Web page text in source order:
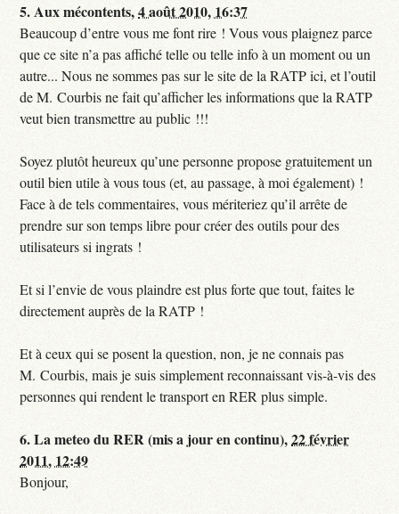
5.Aux mécontents,4 août 2010, 16:37
Beaucoup d’entre vous me font rire ! Vous vous plaignez parce
que ce site n’a pas affiché telle ou telle info à un moment ou un
autre... Nous ne sommes pas sur le site de la RATP ici, et l’outil
de M. Courbis ne fait qu’afficher les informations que la RATP
veut bien transmettre au public !!!
Soyez plutôt heureux qu’une personne propose gratuitement un
outil bien utile à vous tous (et, au passage, à moi également) !
Face à de tels commentaires, vous mériteriez qu’il arrête de
prendre sur son temps libre pour créer des outils pour des
utilisateurs si ingrats !
Et si l’envie de vous plaindre est plus forte que tout, faites le
directement auprès de la RATP !
Et à ceux qui se posent la question, non, je ne connais pas
M. Courbis, mais je suis simplement reconnaissant vis-à-vis des
personnes qui rendent le transport en RER plus simple.
6.La meteo du RER (mis a jour en continu),22 février
2011, 12:49
Bonjour,